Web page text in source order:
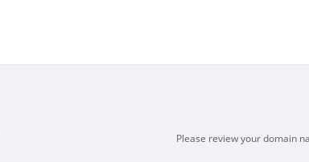
Please review your domain